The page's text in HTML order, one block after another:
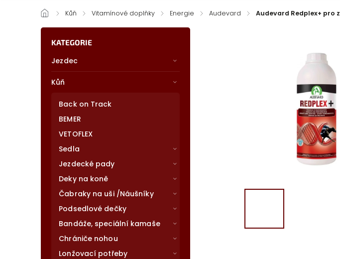
/ Kůň / Vitamínové doplňky / Energie / Audevard / Audevard Redplex+ pro
KATEGORIE
Jezdec
Kůň
Back on Track
BEMER
VETOFLEX
Sedla
Jezdecké pady
Deky na koně
Čabraky na uši /Náušníky
Podsedlové dečky
Bandáže, speciální kamaše
Chrániče nohou
Lonžovací potřeby